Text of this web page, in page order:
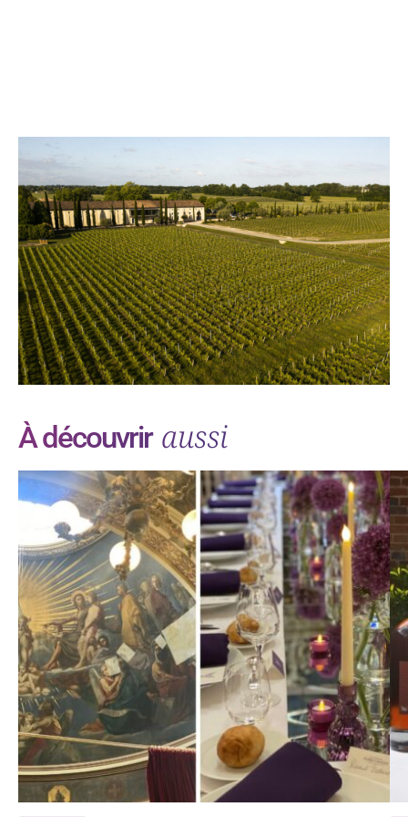
À découvrir aussi